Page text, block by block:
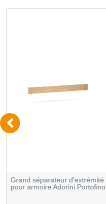
Grand séparateur d'extrémité
pour armoire Adorini Portofino